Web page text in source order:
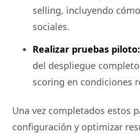
selling, incluyendo
sociales.
Realizar pruebas piloto:
del despliegue
scoring en condiciones
Una vez completados estos
configuración y optimizar